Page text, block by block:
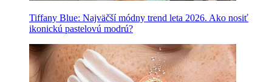
Tiffany Blue: Najväčší módny trend leta 2026. Ako nosiť
ikonickú pastelovú modrú?